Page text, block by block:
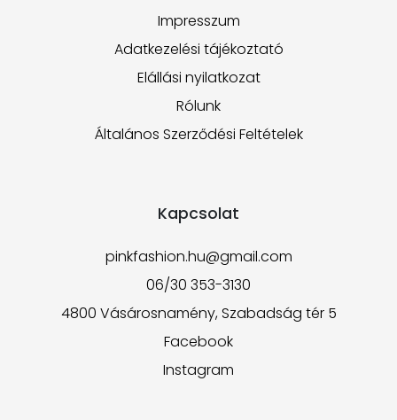
Impresszum
Adatkezelési tájékoztató
Elállási nyilatkozat
Rólunk
Általános Szerződési Feltételek
Kapcsolat
pinkfashion.hu@gmail.com
06/30 353-3130
4800 Vásárosnamény, Szabadság tér 5
Facebook
Instagram